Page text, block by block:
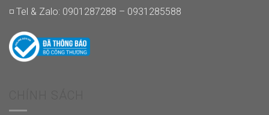
◽ Tel & Zalo: 0901287288 – 0931285588